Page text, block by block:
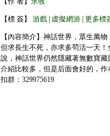
【標 簽】 游戲 虛擬網游 更多標
【內容簡介】神話世界，眾生萬
但求長生不死，亦求多茍活一天
說，神話世界仍然隱藏著無數寶藏
介紹比較多，但是后面會好的，
扣群：329975619